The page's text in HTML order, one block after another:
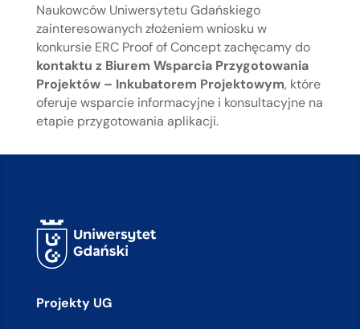
Naukowców Uniwersytetu Gdańskiego
zainteresowanych złożeniem wniosku w
konkursie ERC Proof of Concept zachęcamy do
kontaktu z Biurem Wsparcia Przygotowania
Projektów – Inkubatorem Projektowym, które
oferuje wsparcie informacyjne i konsultacyjne na
etapie przygotowania aplikacji.
Projekty UG